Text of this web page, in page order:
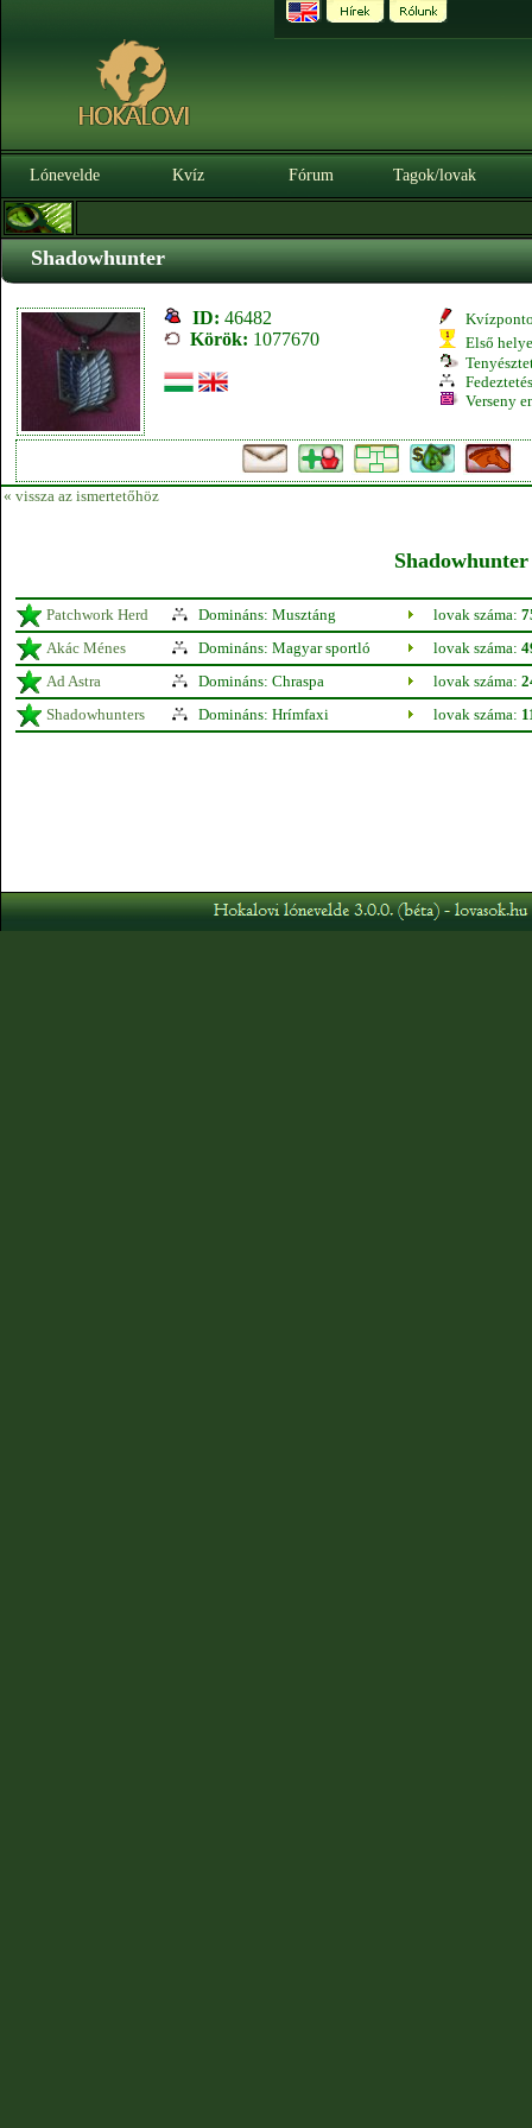
Lónevelde Kvíz Fórum Tagok/lovak
Shadowhunter
ID: 46482
Körök: 1077670
Első
Verseny
« vissza az ismertetőhöz
Patchwork Herd Domináns: Musztáng lovak száma:
Akác Ménes
Domináns: Magyar sportló lovak száma:
Ad Astra
Domináns: Chraspa lovak száma:
Shadowhunters
Domináns: Hrímfaxi lovak száma: